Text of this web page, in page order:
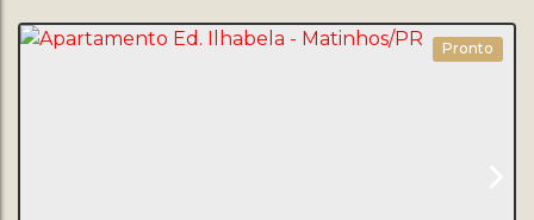
Pronto